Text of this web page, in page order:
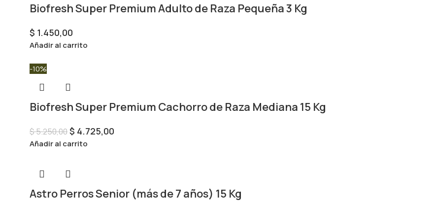
Biofresh Super Premium Adulto de Raza Pequeña 3 Kg
$ 1.450,00
Añadir al carrito
-10%
Biofresh Super Premium Cachorro de Raza Mediana 15 Kg
$5.250,00$ 4.725,00
Añadir al carrito
Astro Perros Senior (más de 7 años) 15 Kg